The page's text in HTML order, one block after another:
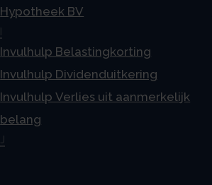
Hypotheek BV
Invulhulp Belastingkorting
Invulhulp Dividenduitkering
Invulhulp Verlies uit aanmerkelijk
belang
J